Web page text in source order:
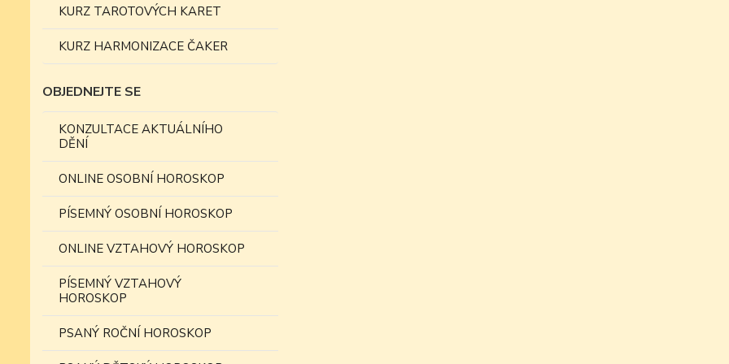
KURZ TAROTOVÝCH KARET
KURZ HARMONIZACE ČAKER
OBJEDNEJTE SE
KONZULTACE AKTUÁLNÍHO
DĚNÍ
ONLINE OSOBNÍ HOROSKOP
PÍSEMNÝ OSOBNÍ HOROSKOP
ONLINE VZTAHOVÝ HOROSKOP
PÍSEMNÝ VZTAHOVÝ
HOROSKOP
PSANÝ ROČNÍ HOROSKOP